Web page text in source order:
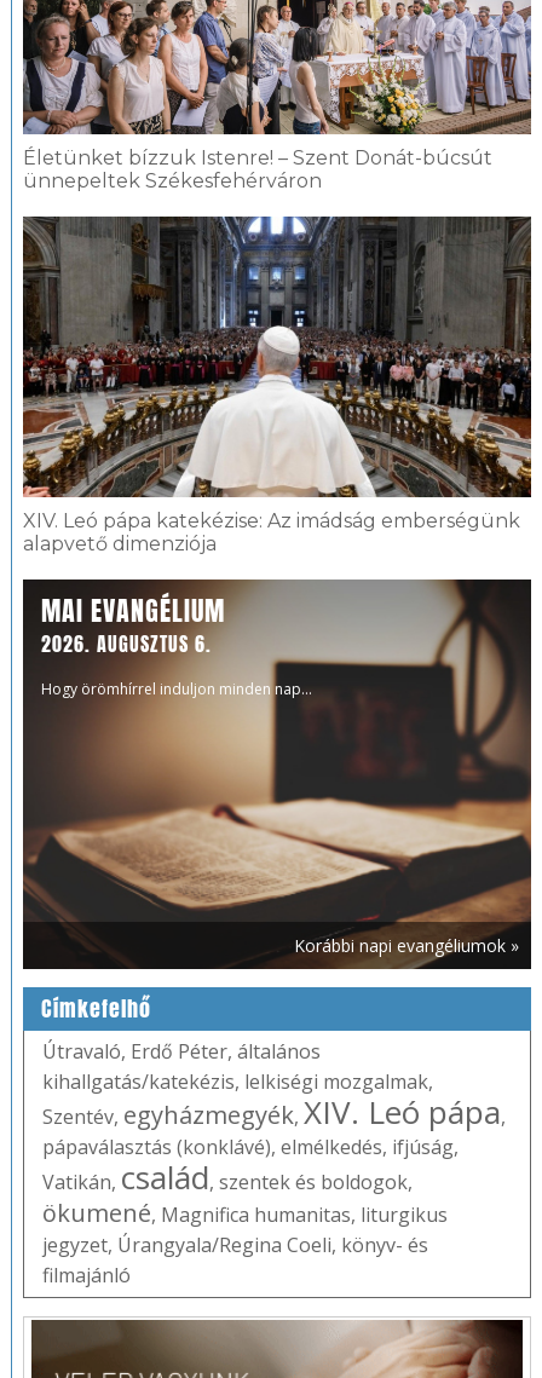
Életünket bízzuk Istenre! – Szent Donát-búcsút
ünnepeltek Székesfehérváron
XIV. Leó pápa katekézise: Az imádság emberségünk
alapvető dimenziója
MAI EVANGÉLIUM
2026. AUGUSZTUS 6.
Hogy örömhírrel induljon minden nap...
Korábbi napi evangéliumok »
Címkefelhő
Útravaló, Erdő Péter, általános
kihallgatás/katekézis, lelkiségi mozgalmak,
Szentév, egyházmegyék, XIV. Leó pápa,
pápaválasztás (konklávé), elmélkedés, ifjúság,
Vatikán, család, szentek és boldogok,
ökumené, Magnifica humanitas, liturgikus
jegyzet, Úrangyala/Regina Coeli, könyv- és
filmajánló